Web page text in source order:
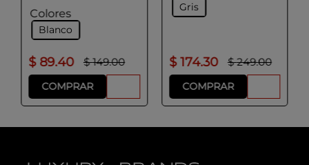
Colores
Blanco
$ 89.40 $ 149.00
COMPRAR
Gris
$ 174.30 $ 249.00
COMPRAR